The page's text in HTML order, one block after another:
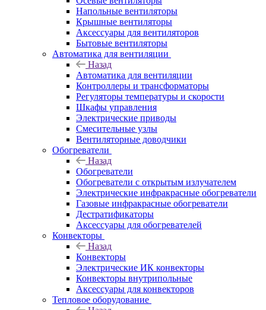
Напольные вентиляторы
Крышные вентиляторы
Аксессуары для вентиляторов
Бытовые вентиляторы
Автоматика для вентиляции
Назад
Автоматика для вентиляции
Контроллеры и трансформаторы
Регуляторы температуры и скорости
Шкафы управления
Электрические приводы
Смесительные узлы
Вентиляторные доводчики
Обогреватели
Назад
Обогреватели
Обогреватели с открытым излучателем
Электрические инфракрасные обогреватели
Газовые инфракрасные обогреватели
Дестратификаторы
Аксессуары для обогревателей
Конвекторы
Назад
Конвекторы
Электрические ИК конвекторы
Конвекторы внутрипольные
Аксессуары для конвекторов
Тепловое оборудование